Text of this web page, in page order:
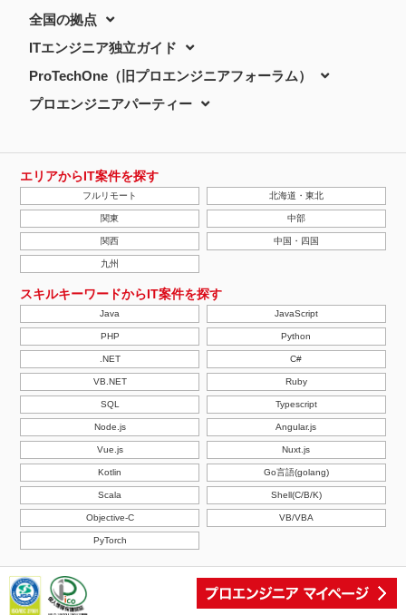
全国の拠点
ITエンジニア独立ガイド
ProTechOne（旧プロエンジニアフォーラム）
プロエンジニアパーティー
エリアからIT案件を探す
フルリモート 北海道・東北
関東 中部
関西 中国・四国
九州
スキルキーワードからIT案件を探す
Java JavaScript
PHP Python
.NET C#
VB.NET Ruby
SQL Typescript
Node.js Angular.js
Vue.js Nuxt.js
Kotlin Go言語(golang)
Scala Shell(C/B/K)
Objective-C VB/VBA
PyTorch